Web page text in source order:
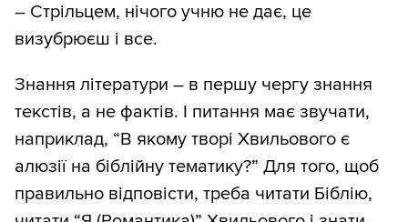
– Стрільцем, нічого учню не дає, це
визубрюєш і все.
Знання літератури – в першу чергу знання
текстів, а не фактів. І питання має звучати,
наприклад, “В якому творі Хвильового є
алюзії на біблійну тематику?” Для того, щоб
правильно відповісти, треба читати Біблію,